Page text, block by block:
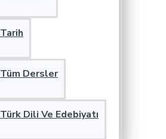
Tarih
Tüm Dersler
Türk Dili Ve Edebiyatı